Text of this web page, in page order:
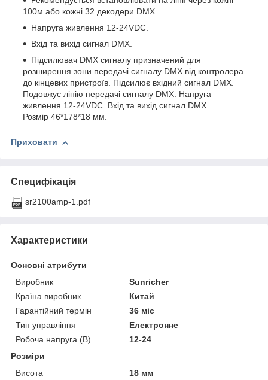
100м або кожні 32 декодери DMX.
Напруга живлення 12-24VDC.
Вхід та вихід сигнал DMX.
Підсилювач DMX сигналу призначений для
розширення зони передачі сигналу DMX від контролера
до кінцевих пристроїв. Підсилює вхідний сигнал DMX.
Подовжує лінію передачі сигналу DMX. Напруга
живлення 12-24VDC. Вхід та вихід сигнал DMX.
Розмір 46*178*18 мм.
Приховати
Специфікація
sr2100amp-1.pdf
Характеристики
Основні атрибути
Виробник
Sunricher
Країна виробник
Китай
Гарантійний термін
36 міс
Тип управління
Електронне
Робоча напруга (В)
12-24
Розміри
Висота
18 мм